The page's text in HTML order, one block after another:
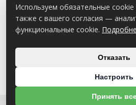
Используем обязательные
также с вашего согласия —
функциональные cookie.
Отказать
Настроить
Принять